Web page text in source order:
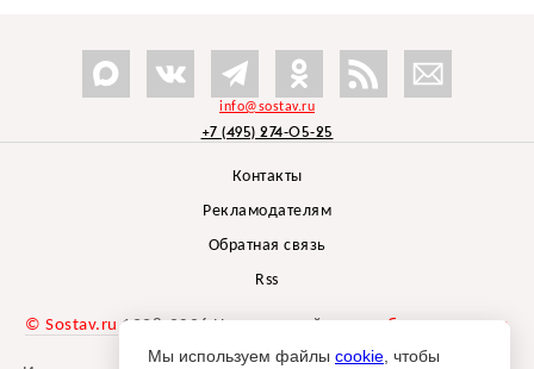
info@sostav.ru
+7 (495) 274-05-25
Контакты
Рекламодателям
Обратная связь
Rss
© Sostav.ru 1998-2026 Независимый проектбрендингового
агентства Depot
Мы используем файлы cookie , чтобы